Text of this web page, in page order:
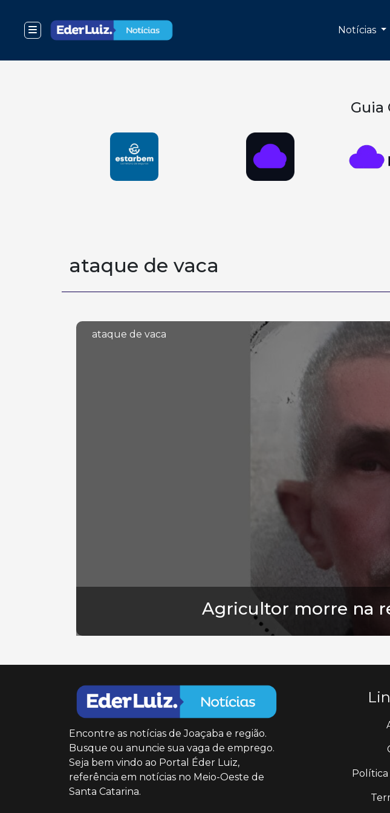
Notícias
Guia
ataque de vaca
ataque de vaca
Agricultor morre na
Encontre as notícias de Joaçaba e região.
Busque ou anuncie sua vaga de emprego.
Seja bem vindo ao Portal Éder Luiz,
referência em notícias no Meio-Oeste de
Santa Catarina.
Política